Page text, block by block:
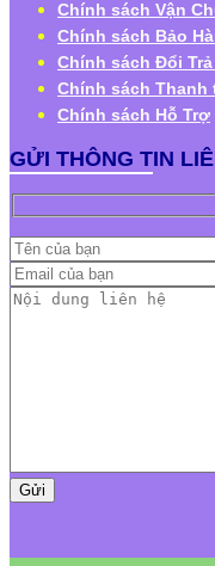
Chính sách Vận
Chính sách Bảo
Chính sách Đổi Trả
Chính sách Thanh
Chính sách Hỗ Trợ
GỬI THÔNG TIN